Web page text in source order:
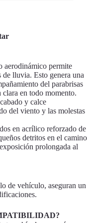
aerodinámico permite
lluvia. Esto genera una
del parabrisas
en todo momento.
y calce
del viento y las molestas
en acrílico reforzado de
detritos en el camino
prolongada al
de vehículo, aseguran un